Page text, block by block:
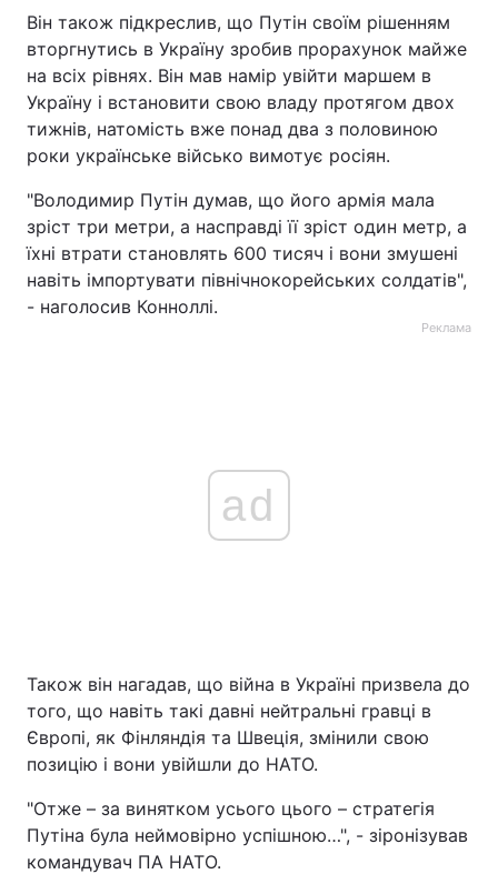
Він також підкреслив, що Путін своїм рішенням
вторгнутись в Україну зробив прорахунок майже
на всіх рівнях. Він мав намір увійти маршем в
Україну і встановити свою владу протягом двох
тижнів, натомість вже понад два з половиною
роки українське військо вимотує росіян.
"Володимир Путін думав, що його армія мала
зріст три метри, а насправді її зріст один метр, а
їхні втрати становлять 600 тисяч і вони змушені
навіть імпортувати північнокорейських солдатів",
- наголосив Конноллі.
Реклама
ad
Також він нагадав, що війна в Україні призвела до
того, що навіть такі давні нейтральні гравці в
Європі, як Фінляндія та Швеція, змінили свою
позицію і вони увійшли до НАТО.
"Отже – за винятком усього цього – стратегія
Путіна була неймовірно успішною…", - зіронізував
командувач ПА НАТО.